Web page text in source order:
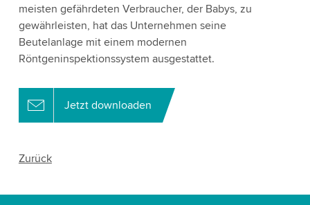
meisten gefährdeten Verbraucher, der Babys, zu
gewährleisten, hat das Unternehmen seine
Beutelanlage mit einem modernen
Röntgeninspektionssystem ausgestattet.
Jetzt downloaden
Zurück